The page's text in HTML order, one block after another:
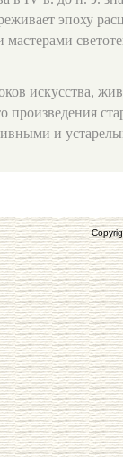
эпоху
искусства,
произведения
и